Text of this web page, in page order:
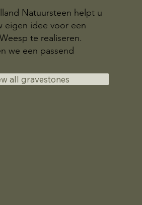
Natuursteen helpt u
eigen idee voor een
te realiseren.
we een passend
all gravestones